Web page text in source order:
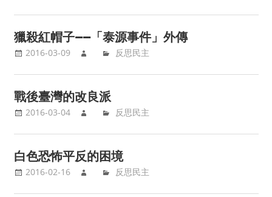
獵殺紅帽子——「泰源事件」外傳
2016-03-09 反思民主
戰後臺灣的改良派
2016-03-04 反思民主
白色恐怖平反的困境
2016-02-16 反思民主